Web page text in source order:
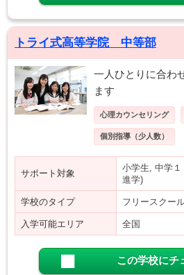
トライ式高等学院 中等部
一人ひとりに合わ
ます
心理カウンセリング
個別指導（少人数）
サポート対象
小学生, 中学
進学)
学校のタイプ フリースクー
入学可能エリア 全国
この学校にチ